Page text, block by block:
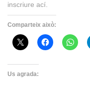
inscriure ací.
Comparteix això:
Us agrada: